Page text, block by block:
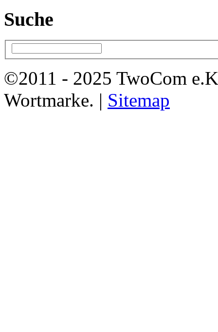
Suche
©2011 - 2025 TwoCom
Wortmarke. | Sitemap